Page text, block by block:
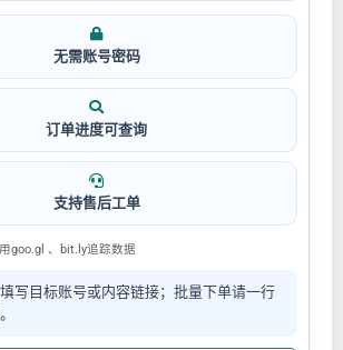
无需账号密码
订单进度可查询
支持售后工单
goo.gl 、bit.ly追踪数据
写目标账号或内容链接；批量下单请一行